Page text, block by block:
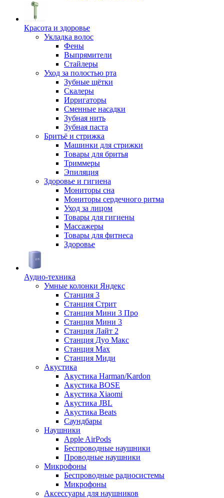
Красота и здоровье
Укладка волос
Фены
Выпрямители
Стайлеры
Уход за полостью рта
Зубные щётки
Скалеры
Ирригаторы
Сменные насадки
Зубная нить
Зубная паста
Бритьё и стрижка
Машинки для стрижки
Товары для бритья
Триммеры
Эпиляция
Здоровье и гигиена
Мониторы сна
Мониторы сердечного ритма
Уход за лицом
Товары для гигиены
Массажеры
Товары для фитнеса
Здоровье
Аудио-техника
Умные колонки Яндекс
Станция 3
Станция Стрит
Станция Мини 3 Про
Станция Мини 3
Станция Лайт 2
Станция Дуо Макс
Станция Max
Станция Миди
Акустика
Акустика Harman/Kardon
Акустика BOSE
Акустика Xiaomi
Акустика JBL
Акустика Beats
Саундбары
Наушники
Apple AirPods
Беспроводные наушники
Проводные наушники
Микрофоны
Беспроводные радиосистемы
Микрофоны
Аксессуары для наушников